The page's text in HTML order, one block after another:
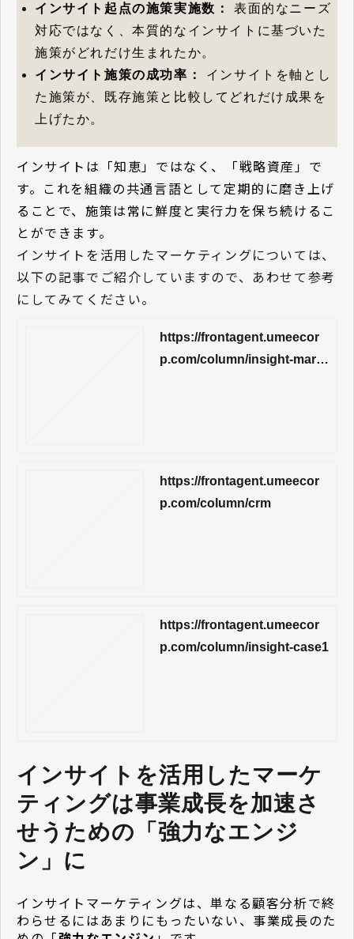
インサイト起点の施策実施数：
表面的なニーズ
対応ではなく、本質的なインサイトに基づいた
施策がどれだけ生まれたか。
インサイト施策の成功率：
インサイトを軸とし
た施策が、既存施策と比較してどれだけ成果を
上げたか。
インサイトは「知恵」ではなく、「戦略資産」で
す。これを組織の共通言語として定期的に磨き上げ
ることで、施策は常に鮮度と実行力を保ち続けるこ
とができます。
インサイトを活用したマーケティングについては、
以下の記事でご紹介していますので、あわせて参考
にしてみてください。
https://frontagent.umeecor
p.com/column/insight-mark
https://frontagent.umeecor
p.com/column/crm
https://frontagent.umeecor
p.com/column/insight-case1
インサイトを活用したマーケ
ティングは事業成長を加速さ
せうための「強力なエンジ
ン」に
インサイトマーケティングは、単なる顧客分析で終
わらせるにはあまりにもったいない、事業成長のた